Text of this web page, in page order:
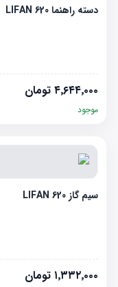
دسته راهنما LIFAN 620
۴٬۶۴۴٬۰۰۰ تومان
موجود
سیم گاز LIFAN 620
۱٬۳۳۲٬۰۰۰ تومان